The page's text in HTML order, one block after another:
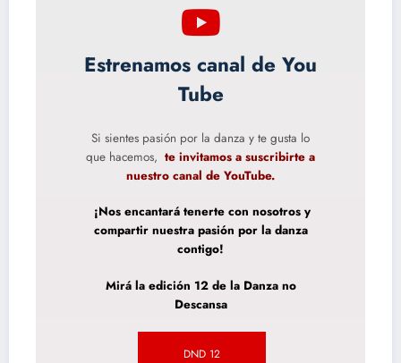
Estrenamos canal de You
Tube
Si sientes pasión por la danza y te gusta lo
que hacemos, te invitamos a suscribirte a
nuestro canal de YouTube.
¡Nos encantará tenerte con nosotros y
compartir nuestra pasión por la danza
contigo!
Mirá la edición 12 de la Danza no
Descansa
DND 12